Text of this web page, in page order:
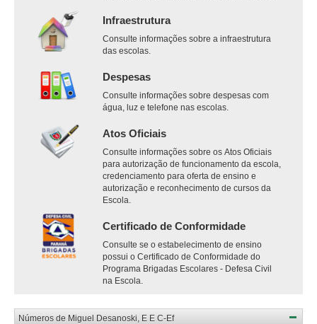
Infraestrutura
Consulte informações sobre a infraestrutura
das escolas.
Despesas
Consulte informações sobre despesas com
água, luz e telefone nas escolas.
Atos Oficiais
Consulte informações sobre os Atos Oficiais
para autorização de funcionamento da escola,
credenciamento para oferta de ensino e
autorização e reconhecimento de cursos da
Escola.
Certificado de Conformidade
Consulte se o estabelecimento de ensino
possui o Certificado de Conformidade do
Programa Brigadas Escolares - Defesa Civil
na Escola.
Números de Miguel Desanoski, E E C-Ef